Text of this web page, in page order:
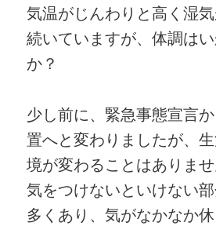
気温がじんわりと高く湿
続いていますが、体調は
か？
少し前に、緊急事態宣言
置へと変わりましたが、
境が変わることはありま
気をつけないといけない
多くあり、気がなかなか